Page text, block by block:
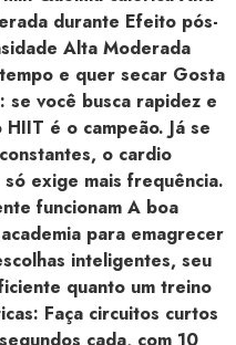
durante Efeito pós-
Alta Moderada
e quer secar Gosta
se você busca rapidez e
é o campeão. Já se
o cardio
exige mais frequência.
funcionam A boa
para emagrecer
inteligentes, seu
quanto um treino
Faça circuitos curtos